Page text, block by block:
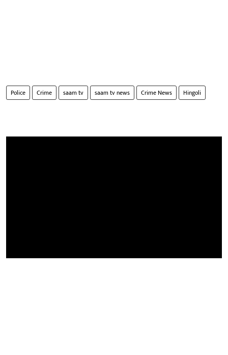
Police Crime saam tv saam tv news Crime News Hingoli